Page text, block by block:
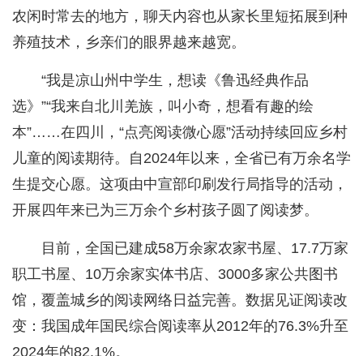
农闲时常去的地方，聊天内容也从家长里短拓展到种
养殖技术，乡亲们的眼界越来越宽。
“我是凉山州中学生，想读《鲁迅经典作品
选》”“我来自北川羌族，叫小奇，想看有趣的绘
本”……在四川，“点亮阅读微心愿”活动持续回应乡村
儿童的阅读期待。自2024年以来，全省已有万余名学
生提交心愿。这项由中宣部印刷发行局指导的活动，
开展四年来已为三万余个乡村孩子圆了阅读梦。
目前，全国已建成58万余家农家书屋、17.7万家
职工书屋、10万余家实体书店、3000多家公共图书
馆，覆盖城乡的阅读网络日益完善。数据见证阅读改
变：我国成年国民综合阅读率从2012年的76.3%升至
2024年的82.1%。